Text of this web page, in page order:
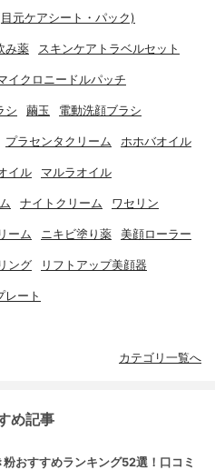
元ケアシート・パック)
み薬 スキンケアトラベルセット
イクロニードルパッチ
シ 繭玉 電動洗顔ブラシ
プラセンタクリーム ホホバオイル
イル マルラオイル
ナイトクリーム ワセリン
ーム ニキビ塗り薬 美顔ローラー
ング リフトアップ美顔器
レート
カテゴリ一覧へ
め記事
おすすめランキング52選！口コミ